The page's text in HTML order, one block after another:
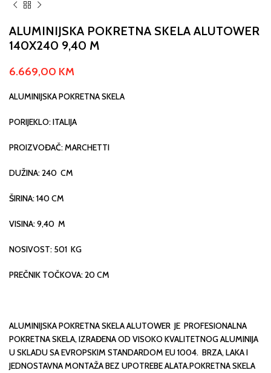
ALUMINIJSKA POKRETNA SKELA ALUTOWER
140X240 9,40 M
6.669,00 KM
ALUMINIJSKA POKRETNA SKELA
PORIJEKLO: ITALIJA
PROIZVOĐAČ: MARCHETTI
DUŽINA: 240 CM
ŠIRINA: 140 CM
VISINA: 9,40 M
NOSIVOST: 501 KG
PREČNIK TOČKOVA: 20 CM
ALUMINIJSKA POKRETNA SKELA ALUTOWER JE PROFESIONALNA
POKRETNA SKELA, IZRAĐENA OD VISOKO KVALITETNOG ALUMINIJA
U SKLADU SA EVROPSKIM STANDARDOM EU 1004. BRZA, LAKA I
JEDNOSTAVNA MONTAŽA BEZ UPOTREBE ALATA.POKRETNA SKELA